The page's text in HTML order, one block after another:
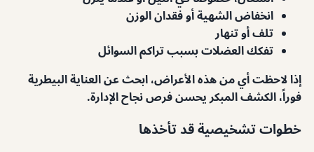
انخفاض الشهية أو فقدان الوزن
تلف أو تنهار
تفكك العضلات بسبب تراكم السوائل
إذا لاحظت أي من هذه الأعراض، ابحث عن العناية البيطرية
فوراً، الكشف المبكر يحسن فرص نجاح الإدارة.
خطوات تشخيصية قد تأخذها